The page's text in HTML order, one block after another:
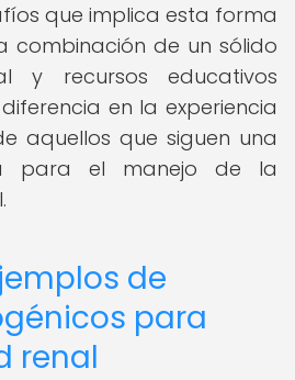
que implica esta forma
combinación de un sólido
y recursos educativos
en la experiencia
aquellos que siguen una
para el manejo de la
de
para
renal